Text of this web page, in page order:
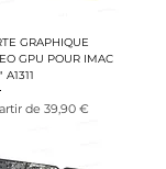
GRAPHIQUE
GPU POUR IMAC
A1311
de 39,90 €
promotionnel